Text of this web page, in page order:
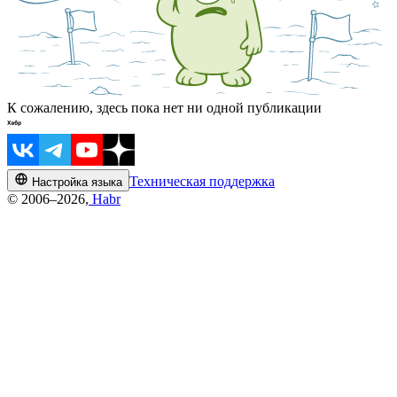
К сожалению, здесь пока нет ни одной публикации
Настройка языка Техническая поддержка
© 2006–2026, Habr